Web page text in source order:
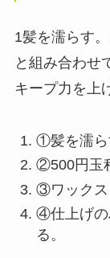
1髪を濡らす
と組み合わせ
キープ力を上
①髪を濡ら
②500円玉
③ワックス
④仕上げの
る。